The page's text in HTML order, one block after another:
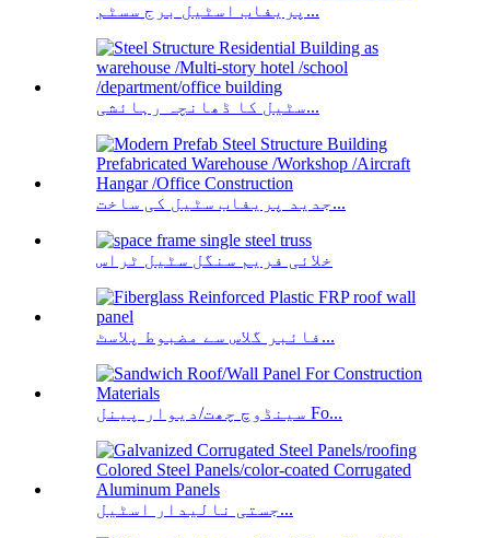
پریفاب اسٹیل برج سسٹم...
سٹیل کا ڈھانچہ رہائشی...
جدید پریفاب سٹیل کی ساخت...
خلائی فریم سنگل سٹیل ٹراس
فائبر گلاس سے مضبوط پلاسٹ...
سینڈوچ چھت/دیوار پینل Fo...
جستی نالیدار اسٹیل...